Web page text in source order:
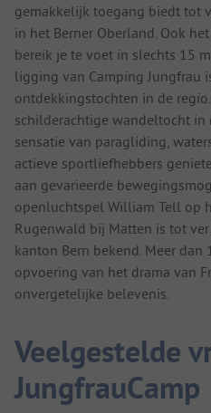
gemakkelijk toegang biedt tot
in het Berner Oberland. Ook
bereik je te voet in slechts 15
ligging van Camping Jungfrau
ontdekkingstochten in de
schilderachtige wandeltocht in
sensatie van paragliding,
actieve sportliefhebbers
aan gevarieerde
openluchtspel William Tell op
Rugenwald bij Matten is tot
kanton Bern bekend. Meer dan
opvoering van het drama van
onvergetelijke belevenis.
Veelgestelde
JungfrauCamp